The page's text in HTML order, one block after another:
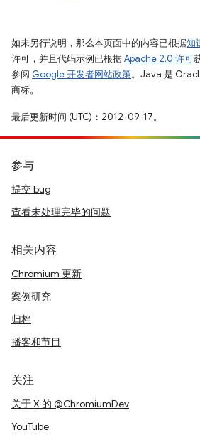
如未另行说明，那么本页面中的内容已根据知
许可，并且代码示例已根据Apache 2.0 许可
参阅 Google 开发者网站政策。Java 是
商标。
最后更新时间 (UTC)：2012-09-17。
参与
提交 bug
查看未处理完毕的问题
相关内容
Chromium 更新
案例研究
归档
播客和节目
关注
关于 X 的 @ChromiumDev
YouTube